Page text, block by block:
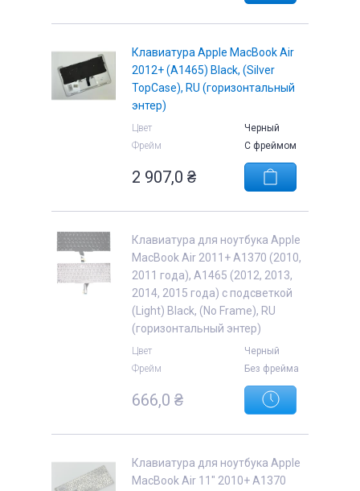
Клавиатура Apple MacBook Air
2012+ (A1465) Black, (Silver
TopCase), RU (горизонтальный
энтер)
Цвет
Черный
Фрейм
С фреймом
2 907,0 ₴
Клавиатура для ноутбука Apple
MacBook Air 2011+ A1370 (2010,
2011 года), A1465 (2012, 2013,
2014, 2015 года) с подсветкой
(Light) Black, (No Frame), RU
(горизонтальный энтер)
Цвет
Черный
Фрейм
Без фрейма
666,0 ₴
Клавиатура для ноутбука Apple
MacBook Air 11" 2010+ A1370